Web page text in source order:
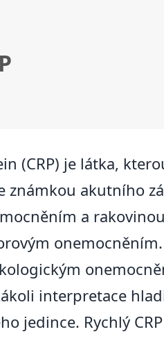
(CRP) je látka,
známkou akutního
a
interpretace
jedince. Rychlý